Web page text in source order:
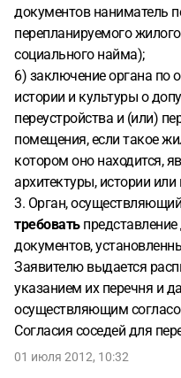
документов наниматель
перепланируемого
социального найма);
6) заключение органа по
истории и культуры о
переустройства и (или)
помещения, если такое
котором оно находится,
архитектуры, истории или
3. Орган,
требовать
документов,
Заявителю выдается
указанием их перечня и
осуществляющим
Согласия соседей для
01 июля 2012, 10:32